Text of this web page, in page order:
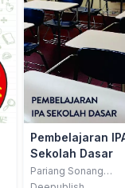
Pembelajaran
Sekolah Dasar
Pariang Sonang
Siregar